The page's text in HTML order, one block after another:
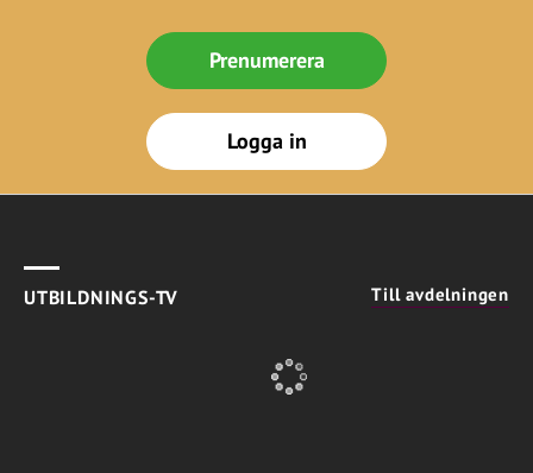
Prenumerera
Logga in
UTBILDNINGS-TV Till avdelningen